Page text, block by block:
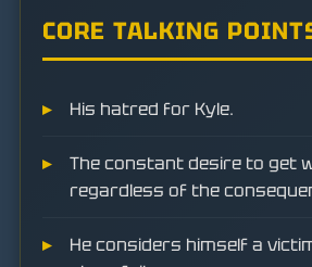
CORE TALKING
His hatred for Kyle.
The constant desire to get
regardless of the
He considers himself a